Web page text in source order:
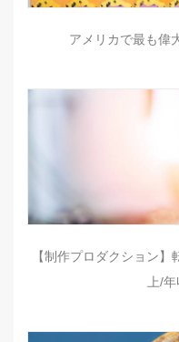
アメリカで最も偉
【制作プロダクション
上/